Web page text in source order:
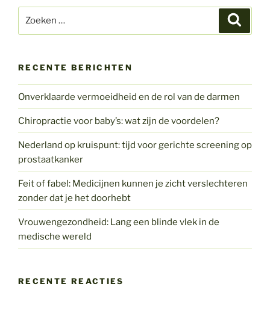
naar:
RECENTE BERICHTEN
Onverklaarde vermoeidheid en de rol van de darmen
Chiropractie voor baby’s: wat zijn de voordelen?
Nederland op kruispunt: tijd voor gerichte screening op
prostaatkanker
Feit of fabel: Medicijnen kunnen je zicht verslechteren
zonder dat je het doorhebt
Vrouwengezondheid: Lang een blinde vlek in de
medische wereld
RECENTE REACTIES